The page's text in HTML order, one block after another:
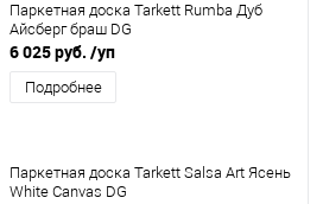
Паркетная доска Tarkett Rumba Дуб
Айсберг браш DG
6 025 руб. /уп
Подробнее
Паркетная доска Tarkett Salsa Art Ясень
White Canvas DG